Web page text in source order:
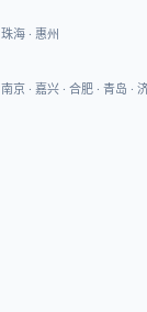
珠海· 惠州
南京· 嘉兴· 合肥· 青岛 ·